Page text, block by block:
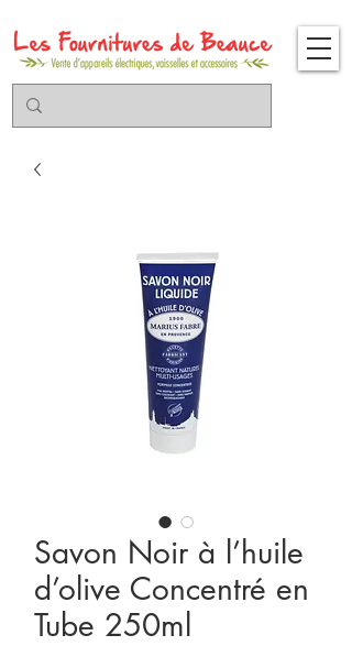
Savon Noir à l’huile
d’olive Concentré en
Tube 250ml